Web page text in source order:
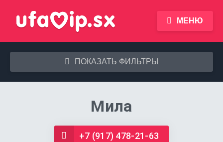
МЕНЮ
ПОКАЗАТЬ ФИЛЬТРЫ
Мила
+7 (917) 478-21-63